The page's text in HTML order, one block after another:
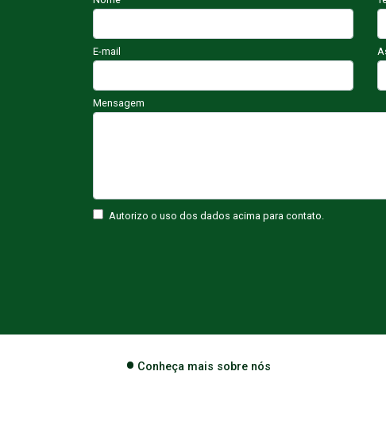
E-mail
Mensagem
Autorizo o uso dos dados acima para contato.
Conheça mais sobre nós